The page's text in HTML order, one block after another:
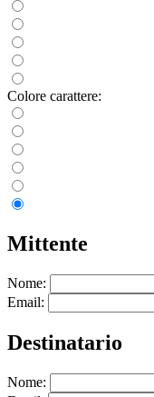
Colore carattere:
Mittente
Nome:
Email:
Destinatario
Nome: